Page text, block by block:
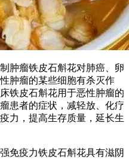
肿瘤铁皮石斛花对肺癌、卵
肿瘤的某些细胞有杀灭作
铁皮石斛花用于恶性肿瘤的
患者的症状，减轻放、化疗
力，提高生存质量，延长生
免疫力铁皮石斛花具有滋阴